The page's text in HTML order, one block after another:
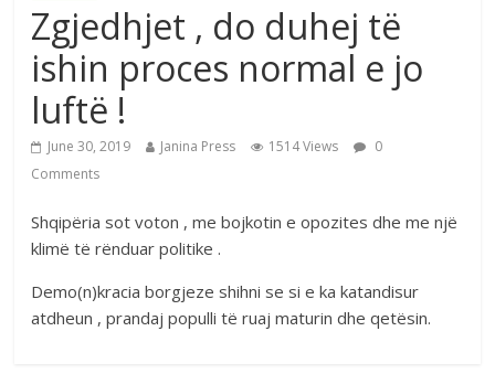
Zgjedhjet , do duhej të
ishin proces normal e jo
luftë !
June 30, 2019 Janina Press 1514 Views
0
Comments
Shqipëria sot voton , me bojkotin e opozites dhe me një
klimë të rënduar politike .
Demo(n)kracia borgjeze shihni se si e ka katandisur
atdheun , prandaj populli të ruaj maturin dhe qetësin.